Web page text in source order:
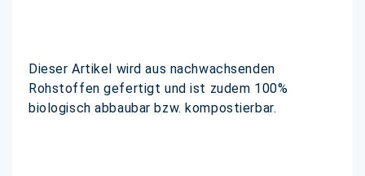
Dieser Artikel wird aus nachwachsenden
Rohstoffen gefertigt und ist zudem 100%
biologisch abbaubar bzw. kompostierbar.